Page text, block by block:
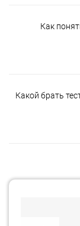
Как
Какой брать